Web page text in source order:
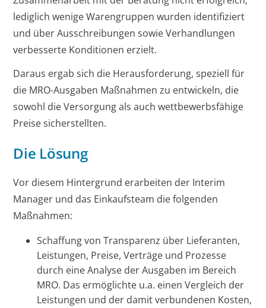
lediglich wenige Warengruppen wurden identifiziert
und über Ausschreibungen sowie Verhandlungen
verbesserte Konditionen erzielt.
Daraus ergab sich die Herausforderung, speziell für
die MRO-Ausgaben Maßnahmen zu entwickeln, die
sowohl die Versorgung als auch wettbewerbsfähige
Preise sicherstellten.
Die Lösung
Vor diesem Hintergrund erarbeiten der Interim
Manager und das Einkaufsteam die folgenden
Maßnahmen:
Schaffung von Transparenz über Lieferanten,
Leistungen, Preise, Verträge und Prozesse
durch eine Analyse der Ausgaben im Bereich
MRO. Das ermöglichte u.a. einen Vergleich der
Leistungen und der damit verbundenen Kosten,